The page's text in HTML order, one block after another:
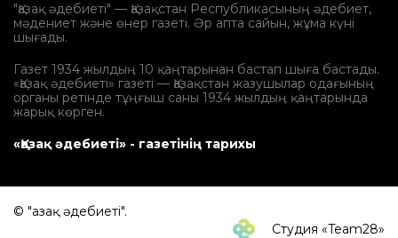
"Қазақ әдебиеті" — Қазақстан Республикасының әдебиет,
мәдениет және өнер газеті. Әр апта сайын, жұма күні
шығады.
Газет 1934 жылдың 10 қаңтарынан бастап шыға бастады.
«Қазақ әдебиеті» газеті — Қазақстан жазушылар одағының
органы ретінде тұңғыш саны 1934 жылдың қаңтарында
жарық көрген.
«Қазақ әдебиеті» - газетінің тарихы
© "Қазақ әдебиеті".
Студия «Team28»